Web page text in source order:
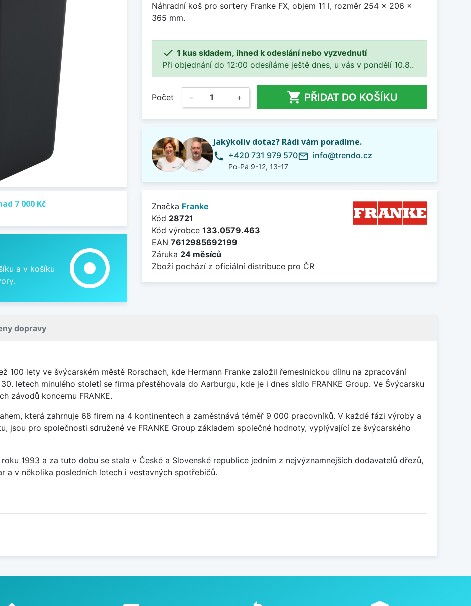
7 000 Kč
a v košíku
adjust
Náhradní koš pro sortery Franke FX, objem 11 l, rozměr 254 x 206 x
365 mm.
 1 kus skladem, ihned k odeslání nebo vyzvednutí
Při objednání do 12:00 odesíláme ještě dnes, u vás v pondělí 10.8..
Počet − +  PŘIDAT DO KOŠÍKU
Jakýkoliv dotaz? Rádi vám poradíme.
phone +420 731 979 570
Po-Pá 9-12, 13-17
mail_outline info@trendo.cz
Značka Franke
Kód 28721
Kód výrobce 133.0579.463
EAN 7612985692199
Záruka 24 měsíců
Zboží pochází z oficiální distribuce pro ČR
dopravy
100 lety ve švýcarském městě Rorschach, kde Hermann Franke založil řemeslnickou dílnu na zpracování
letech minulého století se firma přestěhovala do Aarburgu, kde je i dnes sídlo FRANKE Group. Ve Švýcarsku
závodů koncernu FRANKE.
která zahrnuje 68 firem na 4 kontinentech a zaměstnává téměř 9 000 pracovníků. V každé fázi výroby a
jsou pro společnosti sdružené ve FRANKE Group základem společné hodnoty, vyplývající ze švýcarského
1993 a za tuto dobu se stala v České a Slovenské republice jedním z nejvýznamnejších dodavatelů dřezů,
a v několika posledních letech i vestavných spotřebičů.